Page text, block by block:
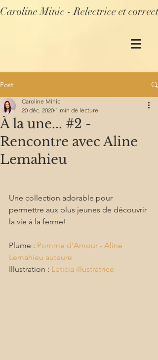
Caroline Minic - Relectrice et
Post
À la une... #2 -
Rencontre avec Aline
Lemahieu
Caroline Minic
20 déc. 2020 1 min de lecture
Une collection adorable pour
permettre aux plus jeunes de découvrir
la vie à la ferme!
Plume : Pomme d'Amour - Aline
Lemahieu auteure
Illustration : Leticia illustratrice